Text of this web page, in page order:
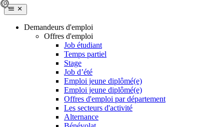
Demandeurs d'emploi
Offres d'emploi
Job étudiant
Temps partiel
Stage
Job d’été
Emploi jeune diplômé(e)
Emploi jeune diplômé(e)
Offres d'emploi par département
Les secteurs d'activité
Alternance